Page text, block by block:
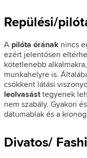
Repülési/
A pilóta órának nincs
ezért jelentősen
kötetlenebb
munkahelyre is.
csökkent látási
leolvasásttegyenek
nem szabály. Gyakori
dátumablak és a
Divatos/